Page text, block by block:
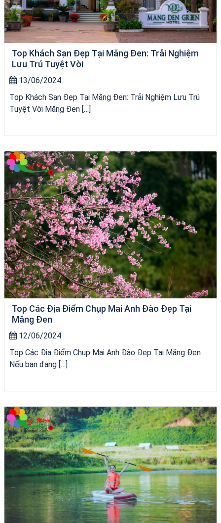
Top Khách Sạn Đẹp Tại Măng Đen: Trải Nghiệm
Lưu Trú Tuyệt Vời
13/06/2024
Top Khách Sạn Đẹp Tại Măng Đen: Trải Nghiệm Lưu Trú
Tuyệt Vời Măng Đen […]
Khách sạn Alicia Phú Yên
Top Các Địa Điểm Chụp Mai Anh Đào Đẹp Tại
Măng Đen
12/06/2024
Top Các Địa Điểm Chụp Mai Anh Đào Đẹp Tại Măng Đen
Nếu bạn đang […]
Khách sạn Alicia Phú Yên